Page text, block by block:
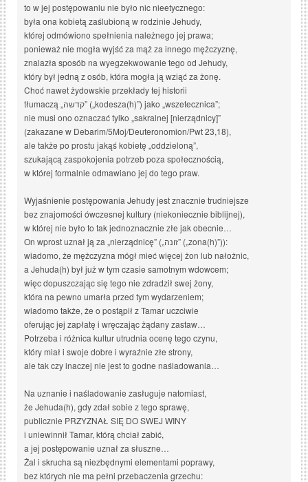
to w jej postępowaniu nie było nic nieetycznego:
była ona kobietą zaślubioną w rodzinie Jehudy,
której odmówiono spełnienia należnego jej prawa;
ponieważ nie mogła wyjść za mąż za innego mężczyznę,
znalazła sposób na wyegzekwowanie tego od Jehudy,
który był jedną z osób, która mogła ją wziąć za żonę.
Choć nawet żydowskie przekłady tej historii
tłumaczą „קדשה” („kodesza(h)”) jako „wszetecznica”;
nie musi ono oznaczać tylko „sakralnej [nierządnicy]”
(zakazane w Debarim/5Moj/Deuteronomion/Pwt 23,18),
ale także po prostu jakąś kobietę „oddzieloną”,
szukającą zaspokojenia potrzeb poza społecznością,
w której formalnie odmawiano jej do tego praw.
Wyjaśnienie postępowania Jehudy jest znacznie trudniejsze
bez znajomości ówczesnej kultury (niekoniecznie biblijnej),
w której nie było to tak jednoznacznie złe jak obecnie…
On wprost uznał ją za „nierządnicę” („זונה” („zona(h)”)):
wiadomo, że mężczyzna mógł mieć więcej żon lub nałożnic,
a Jehuda(h) był już w tym czasie samotnym wdowcem;
więc dopuszczając się tego nie zdradził swej żony,
która na pewno umarła przed tym wydarzeniem;
wiadomo także, że o postąpił z Tamar uczciwie
oferując jej zapłatę i wręczając żądany zastaw…
Potrzeba i różnica kultur utrudnia ocenę tego czynu,
który miał i swoje dobre i wyraźnie złe strony,
ale tak czy inaczej nie jest to godne naśladowania…
Na uznanie i naśladowanie zasługuje natomiast,
że Jehuda(h), gdy zdał sobie z tego sprawę,
publicznie PRZYZNAŁ SIĘ DO SWEJ WINY
i uniewinnił Tamar, którą chciał zabić,
a jej postępowanie uznał za słuszne…
Żal i skrucha są niezbędnymi elementami poprawy,
bez których nie ma pełni przebaczenia grzechu: